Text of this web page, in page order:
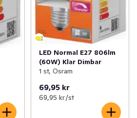
LED Normal E27 806lm
(60W) Klar Dimbar
1 st, Osram
69,95 kr
69,95 kr /st